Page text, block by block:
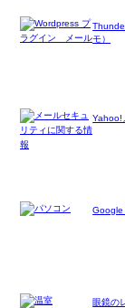
モ）
Yahoo!
Google
眼鏡の